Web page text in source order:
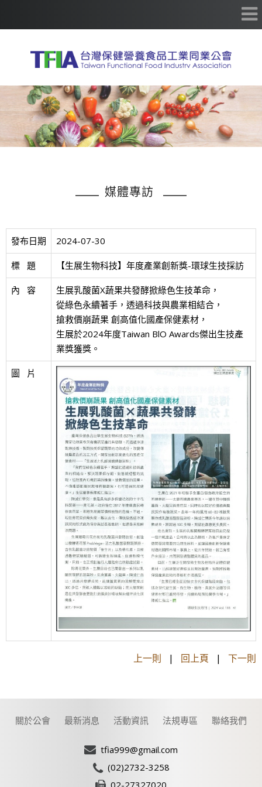
媒體專訪
發布日期 2024-07-30
標   題 【生展生物科技】年度產業創新獎-環球生技採訪
內   容
生展乳酸菌X蔬果共發酵掀綠色生技革命，
從綠色永續著手，透過科技與農業相結合，
搶救價崩蔬果 創高值化國產保健素材，
生展於2024年度Taiwan BlO Awards傑出生技產
業獎獲獎。
圖   片
上一則 | 回上頁 | 下一則
關於公會 最新消息 活動資訊 法規專區 聯絡我們
tfia999@gmail.com
(02)2732-3258